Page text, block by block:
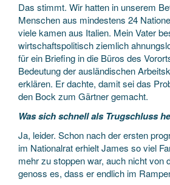
Das stimmt. Wir hatten in unserem
Menschen aus mindestens 24
viele kamen aus Italien. Mein Vater
wirtschaftspolitisch ziemlich
für ein Briefing in die Büros des
Bedeutung der ausländischen
erklären. Er dachte, damit sei das
den Bock zum Gärtner gemacht.
Was sich schnell als Trugschluss
Ja, leider. Schon nach der ersten
im Nationalrat erhielt James so viel
mehr zu stoppen war, auch nicht von
genoss es, dass er endlich im